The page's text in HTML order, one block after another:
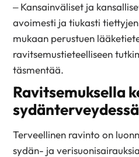
– Kansainväliset ja
avoimesti ja tiukasti
mukaan perustuen
ravitsemustieteelliseen
täsmentää.
Ravitsemuksella
sydänterveydessä
Terveellinen ravinto on
sydän- ja